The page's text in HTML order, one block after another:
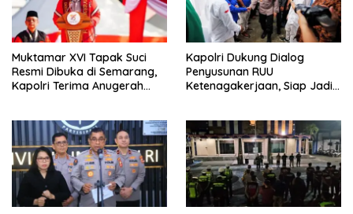
Muktamar XVI Tapak Suci
Resmi Dibuka di Semarang,
Kapolri Terima Anugerah
Kapolri Dukung Dialog
Penyusunan RUU
Ketenagakerjaan, Siap Jadi